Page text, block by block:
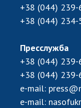
+38 (044)
+38 (044) 234-
Пресслужба
+38 (044) 239-
+38 (044) 239-
e-mail:
e-mail: